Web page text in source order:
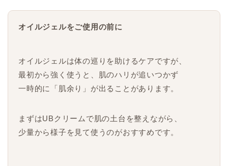
オイルジェルをご使用の前に
オイルジェルは体の巡りを助けるケアですが、
最初から強く使うと、肌のハリが追いつかず
一時的に「肌余り」が出ることがあります。
まずはUBクリームで肌の土台を整えながら、
少量から様子を見て使うのがおすすめです。